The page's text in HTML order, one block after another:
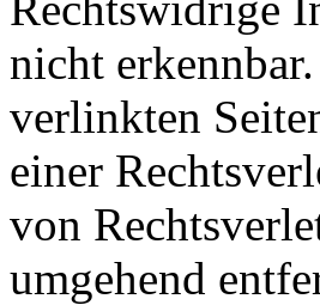
nicht
verlinkten
einer
von
umgehend